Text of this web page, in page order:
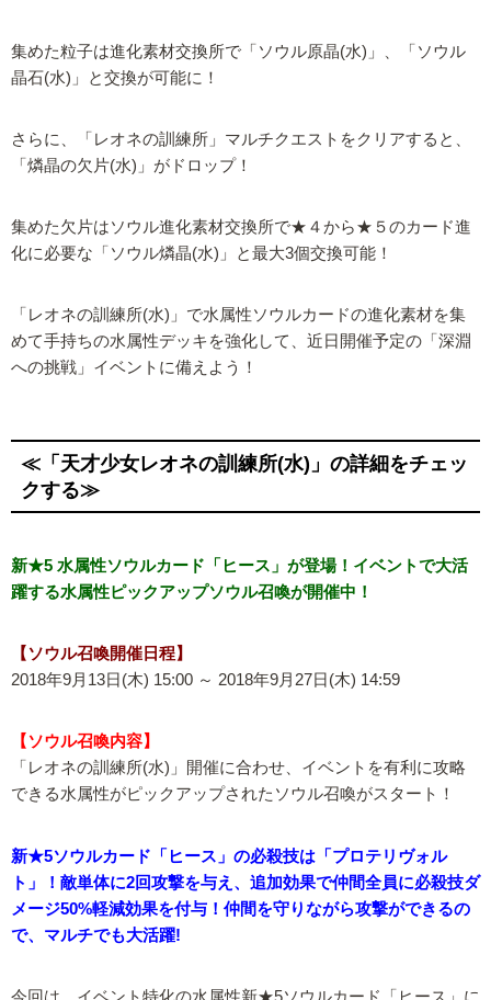
集めた粒子は進化素材交換所で「ソウル原晶(水)」、「ソウル
晶石(水)」と交換が可能に！
さらに、「レオネの訓練所」マルチクエストをクリアすると、
「燐晶の欠片(水)」がドロップ！
集めた欠片はソウル進化素材交換所で★４から★５のカード進
化に必要な「ソウル燐晶(水)」と最大3個交換可能！
「レオネの訓練所(水)」で水属性ソウルカードの進化素材を集
めて手持ちの水属性デッキを強化して、近日開催予定の「深淵
への挑戦」イベントに備えよう！
≪「天才少女レオネの訓練所(水)」の詳細をチェッ
クする≫
新★5 水属性ソウルカード「ヒース」が登場！イベントで大活
躍する水属性ピックアップソウル召喚が開催中！
【ソウル召喚開催日程】
2018年9月13日(木) 15:00 ～ 2018年9月27日(木) 14:59
【ソウル召喚内容】
「レオネの訓練所(水)」開催に合わせ、イベントを有利に攻略
できる水属性がピックアップされたソウル召喚がスタート！
新★5ソウルカード「ヒース」の必殺技は「プロテリヴォル
ト」！敵単体に2回攻撃を与え、追加効果で仲間全員に必殺技ダ
メージ50%軽減効果を付与！仲間を守りながら攻撃ができるの
で、マルチでも大活躍!
今回は、イベント特化の水属性新★5ソウルカード「ヒース」に